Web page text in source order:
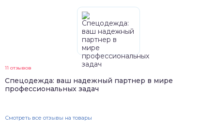
11 отзывов
Спецодежда: ваш надежный партнер в мире
профессиональных задач
Смотреть все отзывы на товары